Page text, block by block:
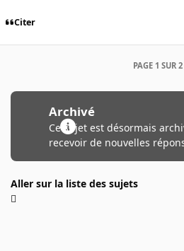
Citer
PAGE 1 SUR 2
Archivé
Ce sujet est désormais
recevoir de nouvelles
Aller sur la liste des sujets